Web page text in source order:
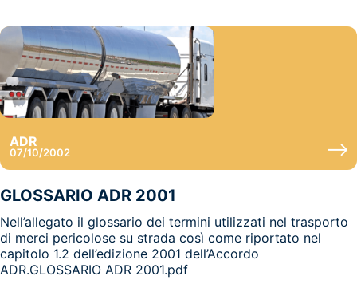
ADR
07/10/2002
GLOSSARIO ADR 2001
Nell’allegato il glossario dei termini utilizzati nel trasporto
di merci pericolose su strada così come riportato nel
capitolo 1.2 dell’edizione 2001 dell’Accordo
ADR.GLOSSARIO ADR 2001.pdf